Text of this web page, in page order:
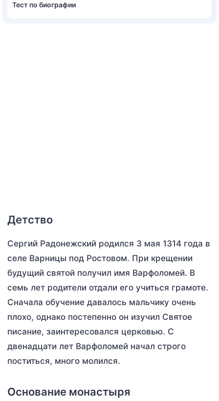
Тест по биографии
Детство
Сергий Радонежский родился 3 мая 1314 года в
селе Варницы под Ростовом. При крещении
будущий святой получил имя Варфоломей. В
семь лет родители отдали его учиться грамоте.
Сначала обучение давалось мальчику очень
плохо, однако постепенно он изучил Святое
писание, заинтересовался церковью. С
двенадцати лет Варфоломей начал строго
поститься, много молился.
Основание монастыря